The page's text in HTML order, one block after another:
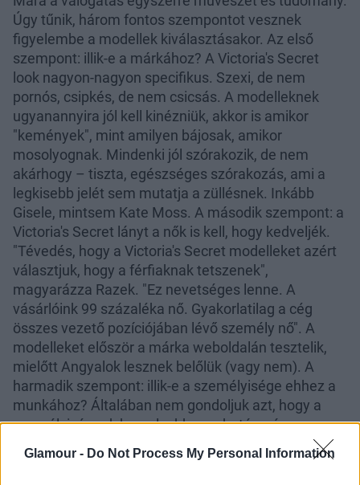
Glamour - Do Not Process My Personal Information
Úgy tűnik, három fontos szempontot vesznek
figyelembe a modellek kiválasztásakor. Az első
szempont: illik-e a márkához? A Victoria's Secret
look nagyon-nagyon specifikus. Szexi, de nem
pornós, csipkés, de nem csicsás. A modelleknek
ugyanannyira jól kell kinézniük, akkor is amikor
"kemények", mint amilyen bájosak, amikor
mosolyognak. Mindenki jól szórakozik, de nem
akárhogy – tiszta, egészséges szórakozás, ami a
legkisebb jelét sem mutatja a züllésnek. Inkább
Gisele, mintsem Kate Moss. A második szempont: a
Victoria's Secret lányt a nők is kell, hogy kedveljék.
"Tévedés, hogy a Victoria's Secret modelleket azért
választjuk, hogy a férfiaknak tetszenek",
magyarázza Razek. "Ez nevetséges lenne. A
vásárlóink 99 százaléka nő. Gyakorlatilag a cég
összes vezető pozíciójában lévő személy nő". A
modelleket először a márka weboldalán tesztelik,
mielőtt Angyalok lesznek belőlük (vagy nem). A
harmadik szempont: illik-e a személyisége ehhez a
munkához? Általában nem gondoljuk azt, hogy a
személyiségnek komolyabb meghatározó szerepe
lenne a modellkedésben, de a nem megfelelő
magatartásra rámehet a modell munkája egy olyan